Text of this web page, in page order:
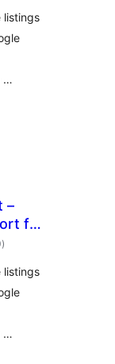
listings
…
–
for
totaal
waarderingen
)
listings
…